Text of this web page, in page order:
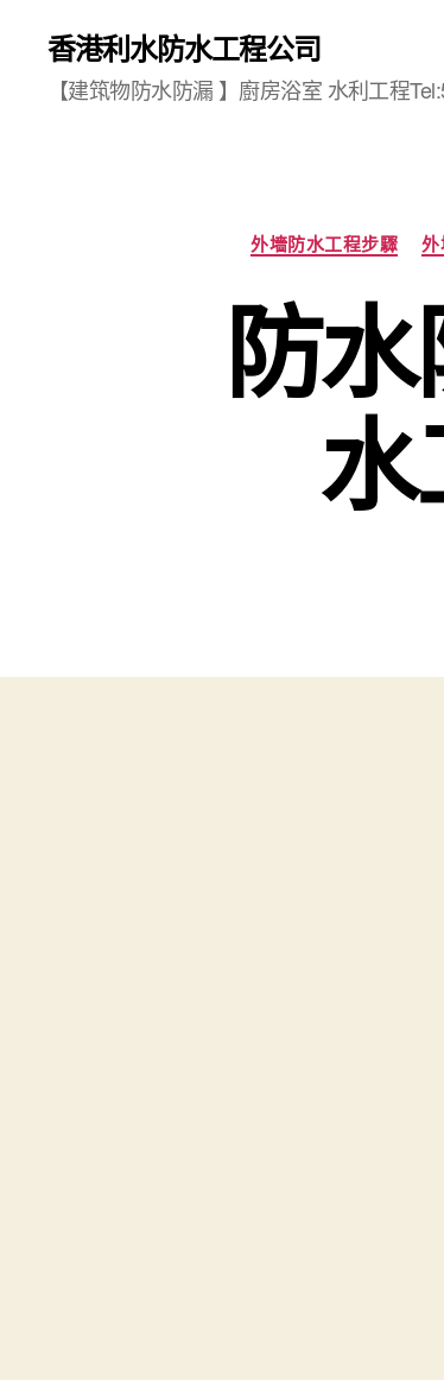
香港利水防水工程公司
【建筑物防水防漏 】廚房浴室 水利工程
外墻防水工程步驟
防